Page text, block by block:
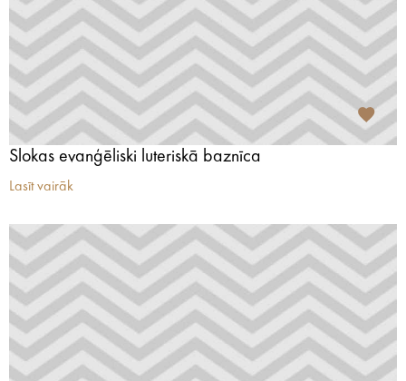
Slokas evanģēliski luteriskā baznīca
Lasīt vairāk